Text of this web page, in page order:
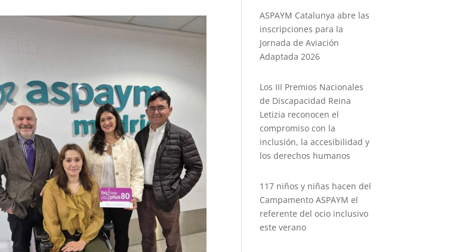
ASPAYM Catalunya abre las
inscripciones para la
Jornada de Aviación
Adaptada 2026
Los III Premios Nacionales
de Discapacidad Reina
Letizia reconocen el
compromiso con la
inclusión, la accesibilidad y
los derechos humanos
117 niños y niñas hacen del
Campamento ASPAYM el
referente del ocio inclusivo
este verano